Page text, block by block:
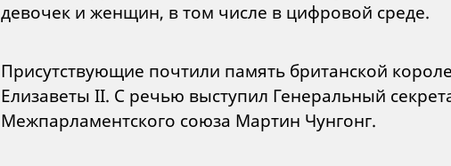
девочек и женщин, в том числе в цифровой среде.
Присутствующие почтили память британской
Елизаветы II. С речью выступил Генеральный
Межпарламентского союза Мартин Чунгонг.